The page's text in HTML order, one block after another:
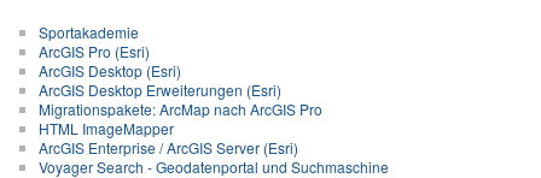
Sportakademie
ArcGIS Pro (Esri)
ArcGIS Desktop (Esri)
ArcGIS Desktop Erweiterungen (Esri)
Migrationspakete: ArcMap nach ArcGIS Pro
HTML ImageMapper
ArcGIS Enterprise / ArcGIS Server (Esri)
Voyager Search - Geodatenportal und Suchmaschine